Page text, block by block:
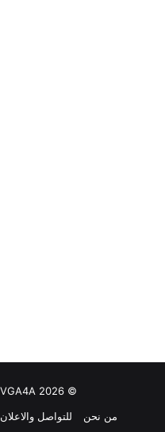
© VGA4A 2026, جميع الحقوق محفوظة
من نحن
للتواصل والاعلان